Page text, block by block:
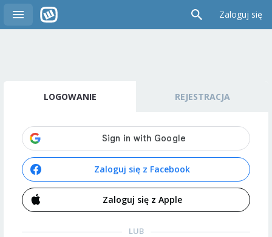
Zaloguj się
LOGOWANIE REJESTRACJA
Zaloguj się z Facebook
Zaloguj się z Apple
LUB